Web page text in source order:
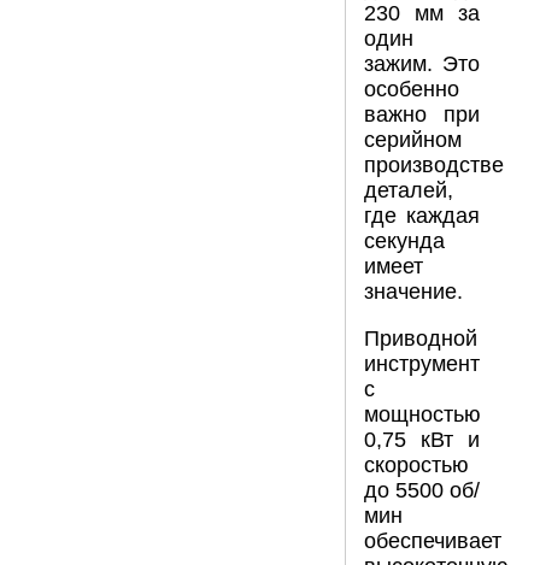
230 мм за
один
зажим. Это
особенно
важно при
серийном
производстве
деталей,
где каждая
секунда
имеет
значение.
Приводной
инструмент
с
мощностью
0,75 кВт и
скоростью
до 5500 об/
мин
обеспечивает